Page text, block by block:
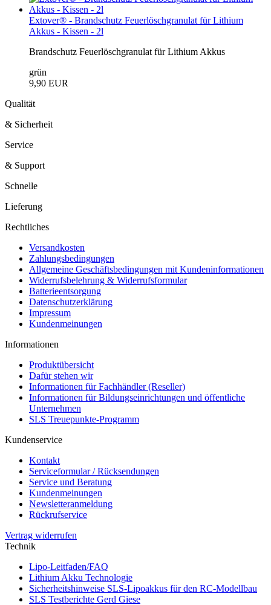
Extover® - Brandschutz Feuerlöschgranulat für Lithium
Akkus - Kissen - 2l
Brandschutz Feuerlöschgranulat für Lithium Akkus
grün
9,90 EUR
Qualität
& Sicherheit
Service
& Support
Schnelle
Lieferung
Rechtliches
Versandkosten
Zahlungsbedingungen
Allgemeine Geschäftsbedingungen mit Kundeninformationen
Widerrufsbelehrung & Widerrufsformular
Batterieentsorgung
Datenschutzerklärung
Impressum
Kundenmeinungen
Informationen
Produktübersicht
Dafür stehen wir
Informationen für Fachhändler (Reseller)
Informationen für Bildungseinrichtungen und öffentliche
Unternehmen
SLS Treuepunkte-Programm
Kundenservice
Kontakt
Serviceformular / Rücksendungen
Service und Beratung
Kundenmeinungen
Newsletteranmeldung
Rückrufservice
Vertrag widerrufen
Technik
Lipo-Leitfaden/FAQ
Lithium Akku Technologie
Sicherheitshinweise SLS-Lipoakkus für den RC-Modellbau
SLS Testberichte Gerd Giese